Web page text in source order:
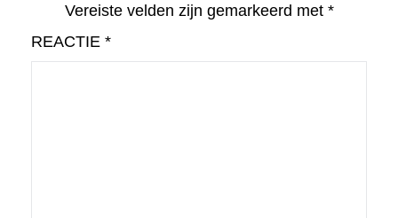
Vereiste velden zijn gemarkeerd met *
REACTIE *